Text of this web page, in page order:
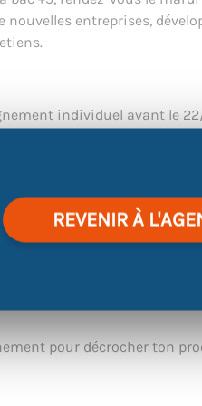
REVENIR À
nouvelles entreprises,
individuel avant le
privilégié en petits groupes
pour décrocher ton